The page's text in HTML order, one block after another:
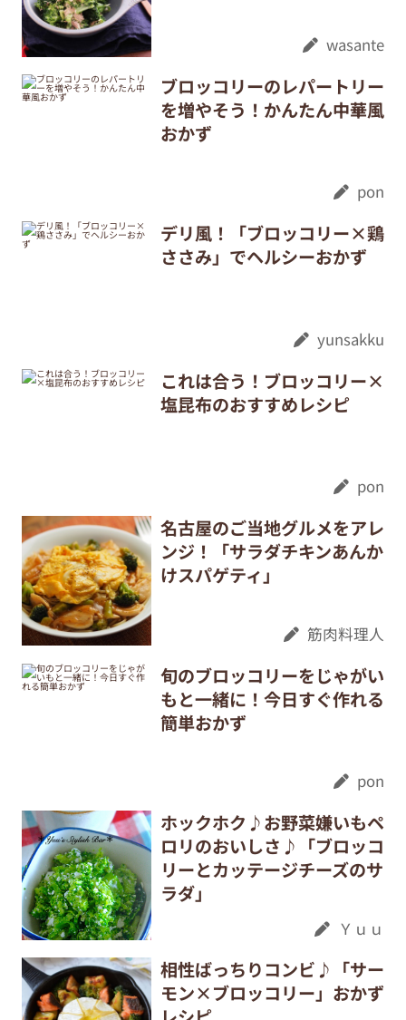
wasante
ブロッコリーのレパートリー
を増やそう！かんたん中華風
おかず
pon
デリ風！「ブロッコリー×鶏
ささみ」でヘルシーおかず
yunsakku
これは合う！ブロッコリー×
塩昆布のおすすめレシピ
pon
名古屋のご当地グルメをアレ
ンジ！「サラダチキンあんか
けスパゲティ」
筋肉料理人
旬のブロッコリーをじゃがい
もと一緒に！今日すぐ作れる
簡単おかず
pon
ホックホク♪お野菜嫌いもペ
ロリのおいしさ♪「ブロッコ
リーとカッテージチーズのサ
ラダ」
Ｙｕｕ
相性ばっちりコンビ♪「サー
モン×ブロッコリー」おかず